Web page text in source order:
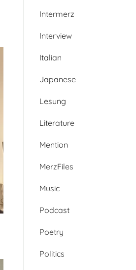
Intermerz
Interview
Italian
Japanese
Lesung
Literature
Mention
MerzFiles
Music
Podcast
Poetry
Politics